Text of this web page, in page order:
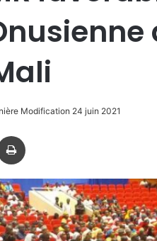
Modification 24 juin 2021
par email